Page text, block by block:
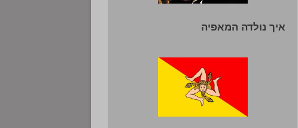
איך נולדה המאפיה